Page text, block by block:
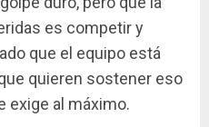
es competir y
que el equipo está
quieren sostener eso
exige al máximo.